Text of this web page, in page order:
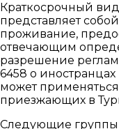
Краткосрочный
представляет
проживание,
отвечающим
разрешение
6458 о
может
приезжающих в
Следующие группы